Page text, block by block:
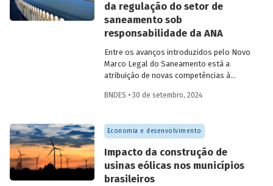
da regulação do setor de
saneamento sob
responsabilidade da ANA
Entre os avanços introduzidos pelo Novo
Marco Legal do Saneamento está a
atribuição de novas competências à
Básico (ANA) para regularização do setor.
desafios desse percurso e a importância
de superá-los.
BNDES • 30 de setembro, 2024
Economia e desenvolvimento
Impacto da construção de
usinas eólicas nos municípios
brasileiros